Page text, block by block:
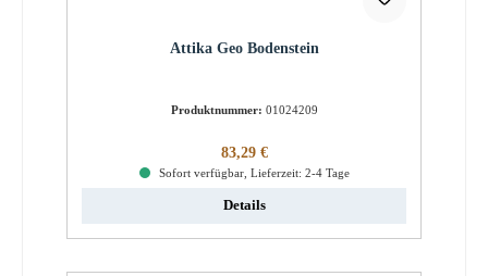
Attika Geo Bodenstein
Produktnummer: 01024209
Regulärer Preis:
83,29 €
Sofort verfügbar, Lieferzeit: 2-4 Tage
Details